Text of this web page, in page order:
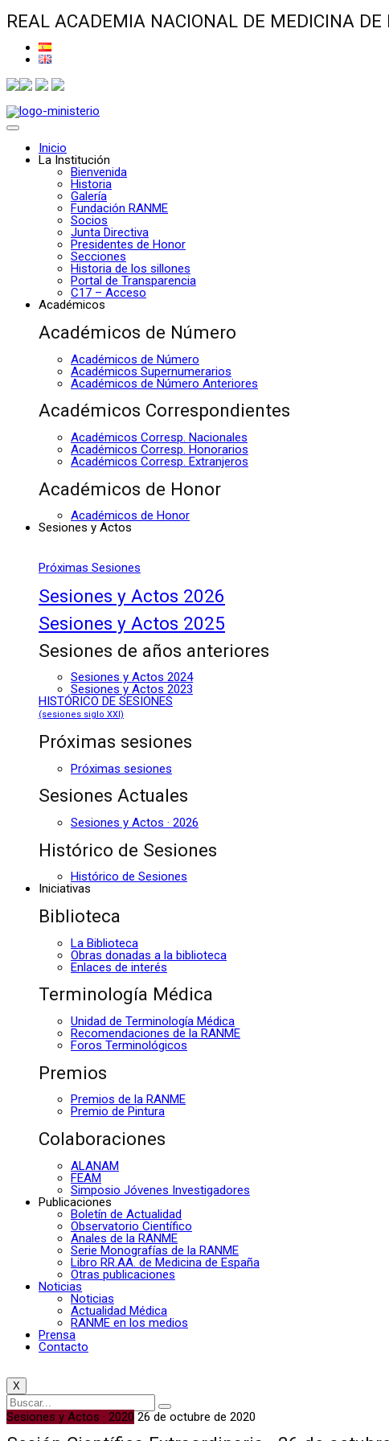
REAL ACADEMIA NACIONAL DE MEDICINA DE
Inicio
La Institución
Bienvenida
Historia
Galería
Fundación RANME
Socios
Junta Directiva
Presidentes de Honor
Secciones
Historia de los sillones
Portal de Transparencia
C17 – Acceso
Académicos
Académicos de Número
Académicos de Número
Académicos Supernumerarios
Académicos de Número Anteriores
Académicos Correspondientes
Académicos Corresp. Nacionales
Académicos Corresp. Honorarios
Académicos Corresp. Extranjeros
Académicos de Honor
Académicos de Honor
Sesiones y Actos
Próximas Sesiones
Sesiones y Actos 2026
Sesiones y Actos 2025
Sesiones de años anteriores
Sesiones y Actos 2024
Sesiones y Actos 2023
HISTÓRICO DE SESIONES
(sesiones siglo XXI)
Próximas sesiones
Próximas sesiones
Sesiones Actuales
Sesiones y Actos · 2026
Histórico de Sesiones
Histórico de Sesiones
Iniciativas
Biblioteca
La Biblioteca
Obras donadas a la biblioteca
Enlaces de interés
Terminología Médica
Unidad de Terminología Médica
Recomendaciones de la RANME
Foros Terminológicos
Premios
Premios de la RANME
Premio de Pintura
Colaboraciones
ALANAM
FEAM
Simposio Jóvenes Investigadores
Publicaciones
Boletín de Actualidad
Observatorio Científico
Anales de la RANME
Serie Monografías de la RANME
Libro RR.AA. de Medicina de España
Otras publicaciones
Noticias
Noticias
Actualidad Médica
RANME en los medios
Prensa
Contacto
X
Sesiones y Actos · 2020 26 de octubre de 2020